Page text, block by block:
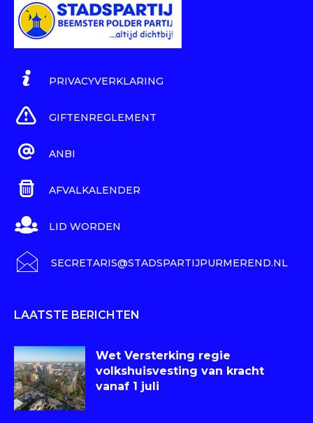
PRIVACYVERKLARING
GIFTENREGLEMENT
ANBI
AFVALKALENDER
LID WORDEN
SECRETARIS@STADSPARTIJPURMEREND.NL
LAATSTE BERICHTEN
Wet Versterking regie
volkshuisvesting van kracht
vanaf 1 juli